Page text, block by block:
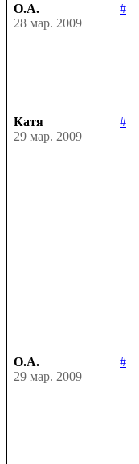
О.А.
#
28 мар. 2009
Катя
#
29 мар. 2009
О.А.
#
29 мар. 2009